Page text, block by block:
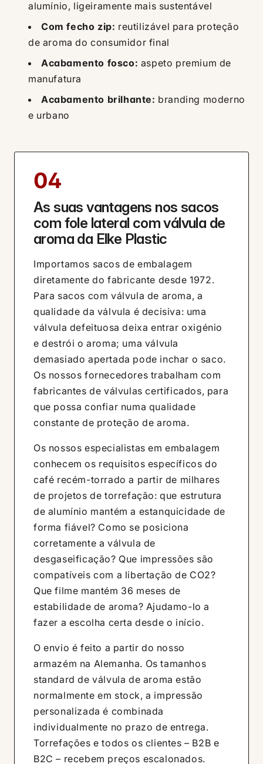
alumínio, ligeiramente mais sustentável
Com fecho zip: reutilizável para proteção
de aroma do consumidor final
Acabamento fosco: aspeto premium de
manufatura
Acabamento brilhante: branding moderno
e urbano
04
As suas vantagens nos sacos
com fole lateral com válvula de
aroma da Elke Plastic
Importamos sacos de embalagem
diretamente do fabricante desde 1972.
Para sacos com válvula de aroma, a
qualidade da válvula é decisiva: uma
válvula defeituosa deixa entrar oxigénio
e destrói o aroma; uma válvula
demasiado apertada pode inchar o saco.
Os nossos fornecedores trabalham com
fabricantes de válvulas certificados, para
que possa confiar numa qualidade
constante de proteção de aroma.
Os nossos especialistas em embalagem
conhecem os requisitos específicos do
café recém-torrado a partir de milhares
de projetos de torrefação: que estrutura
de alumínio mantém a estanquicidade de
forma fiável? Como se posiciona
corretamente a válvula de
desgaseificação? Que impressões são
compatíveis com a libertação de CO2?
Que filme mantém 36 meses de
estabilidade de aroma? Ajudamo-lo a
fazer a escolha certa desde o início.
O envio é feito a partir do nosso
armazém na Alemanha. Os tamanhos
standard de válvula de aroma estão
normalmente em stock, a impressão
personalizada é combinada
individualmente no prazo de entrega.
Torrefações e todos os clientes – B2B e
B2C – recebem preços escalonados.